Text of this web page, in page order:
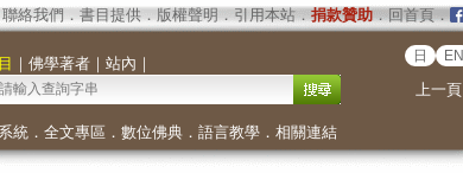
聯絡我們 ． 書目提供． 版權聲明 ． 引用本站． 捐款贊助．回首頁．
｜ 佛學著者｜ 站內 ｜ 日 EN
上一頁
統． 全文專區 ． 數位佛典． 語言教學． 相關連結